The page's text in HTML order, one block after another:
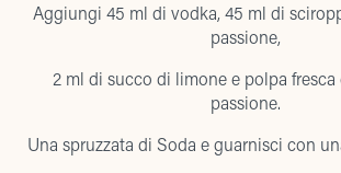
Aggiungi 45 ml di vodka, 45 ml di
passione,
2 ml di succo di limone e polpa
passione.
Una spruzzata di Soda e guarnisci con